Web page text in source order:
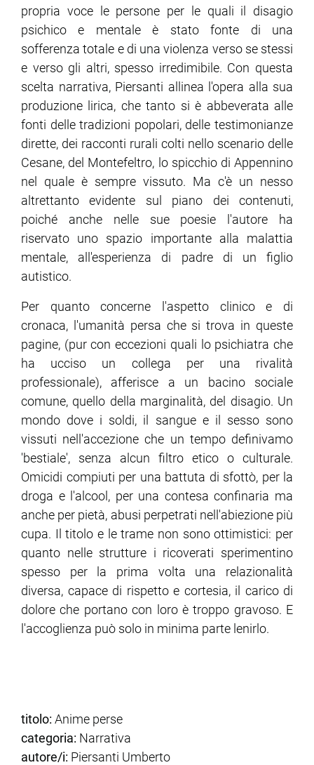
propria voce le persone per le quali il disagio
psichico e mentale è stato fonte di una
sofferenza totale e di una violenza verso se stessi
e verso gli altri, spesso irredimibile. Con questa
scelta narrativa, Piersanti allinea l'opera alla sua
produzione lirica, che tanto si è abbeverata alle
fonti delle tradizioni popolari, delle testimonianze
dirette, dei racconti rurali colti nello scenario delle
Cesane, del Montefeltro, lo spicchio di Appennino
nel quale è sempre vissuto. Ma c'è un nesso
altrettanto evidente sul piano dei contenuti,
poiché anche nelle sue poesie l'autore ha
riservato uno spazio importante alla malattia
mentale, all'esperienza di padre di un figlio
autistico.
Per quanto concerne l'aspetto clinico e di
cronaca, l'umanità persa che si trova in queste
pagine, (pur con eccezioni quali lo psichiatra che
ha ucciso un collega per una rivalità
professionale), afferisce a un bacino sociale
comune, quello della marginalità, del disagio. Un
mondo dove i soldi, il sangue e il sesso sono
vissuti nell'accezione che un tempo definivamo
'bestiale', senza alcun filtro etico o culturale.
Omicidi compiuti per una battuta di sfottò, per la
droga e l'alcool, per una contesa confinaria ma
anche per pietà, abusi perpetrati nell'abiezione più
cupa. Il titolo e le trame non sono ottimistici: per
quanto nelle strutture i ricoverati sperimentino
spesso per la prima volta una relazionalità
diversa, capace di rispetto e cortesia, il carico di
dolore che portano con loro è troppo gravoso. E
l'accoglienza può solo in minima parte lenirlo.
titolo: Anime perse
categoria: Narrativa
autore/i: Piersanti Umberto